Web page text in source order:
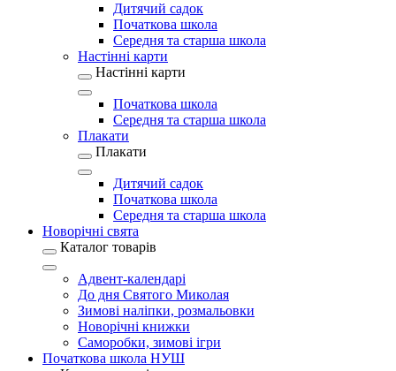
Дитячий садок
Початкова школа
Середня та старша школа
Настінні карти
Настінні карти
Початкова школа
Середня та старша школа
Плакати
Плакати
Дитячий садок
Початкова школа
Середня та старша школа
Новорічні свята
Каталог товарів
Адвент-календарі
До дня Святого Миколая
Зимові наліпки, розмальовки
Новорічні книжки
Саморобки, зимові ігри
Початкова школа НУШ